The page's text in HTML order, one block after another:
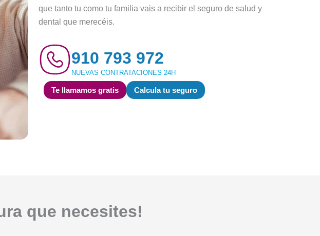
que tanto tu como tu familia vais a recibir el seguro de salud y
dental que merecéis.
910 793 972
NUEVAS CONTRATACIONES 24H
Te llamamos gratis Calcula tu seguro
que necesites!